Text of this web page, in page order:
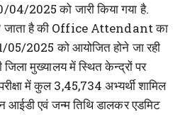
04/2025 को जारी किया गया है.
जाता है की Office Attendant का
05/2025 को आयोजित होने जा रही
जिला मुख्यालय में स्थित केन्द्रों पर
में कुल 3,45,734 अभ्यर्थी शामिल
आईडी एवं जन्म तिथि डालकर एडमिट